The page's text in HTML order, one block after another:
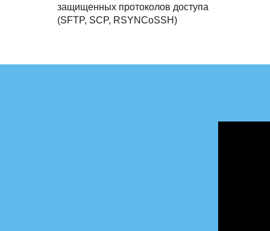
защищенных протоколов доступа
(SFTP, SCP, RSYNCoSSH)